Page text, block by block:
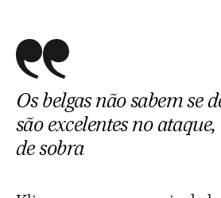
Os belgas não sabem se
são excelentes no
de sobra